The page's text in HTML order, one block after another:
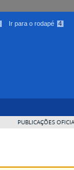
Ir para o rodapé 4
PUBLICAÇÕES